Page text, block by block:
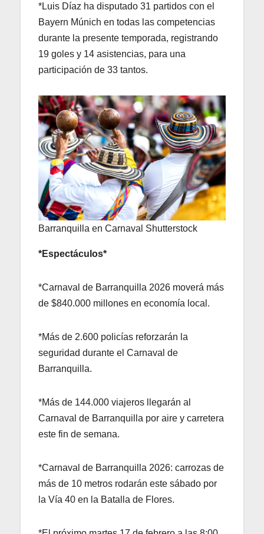
*Luis Díaz ha disputado 31 partidos con el
Bayern Múnich en todas las competencias
durante la presente temporada, registrando
19 goles y 14 asistencias, para una
participación de 33 tantos.
Barranquilla en Carnaval Shutterstock
*Espectáculos*
*Carnaval de Barranquilla 2026 moverá más
de $840.000 millones en economía local.
*Más de 2.600 policías reforzarán la
seguridad durante el Carnaval de
Barranquilla.
*Más de 144.000 viajeros llegarán al
Carnaval de Barranquilla por aire y carretera
este fin de semana.
*Carnaval de Barranquilla 2026: carrozas de
más de 10 metros rodarán este sábado por
la Vía 40 en la Batalla de Flores.